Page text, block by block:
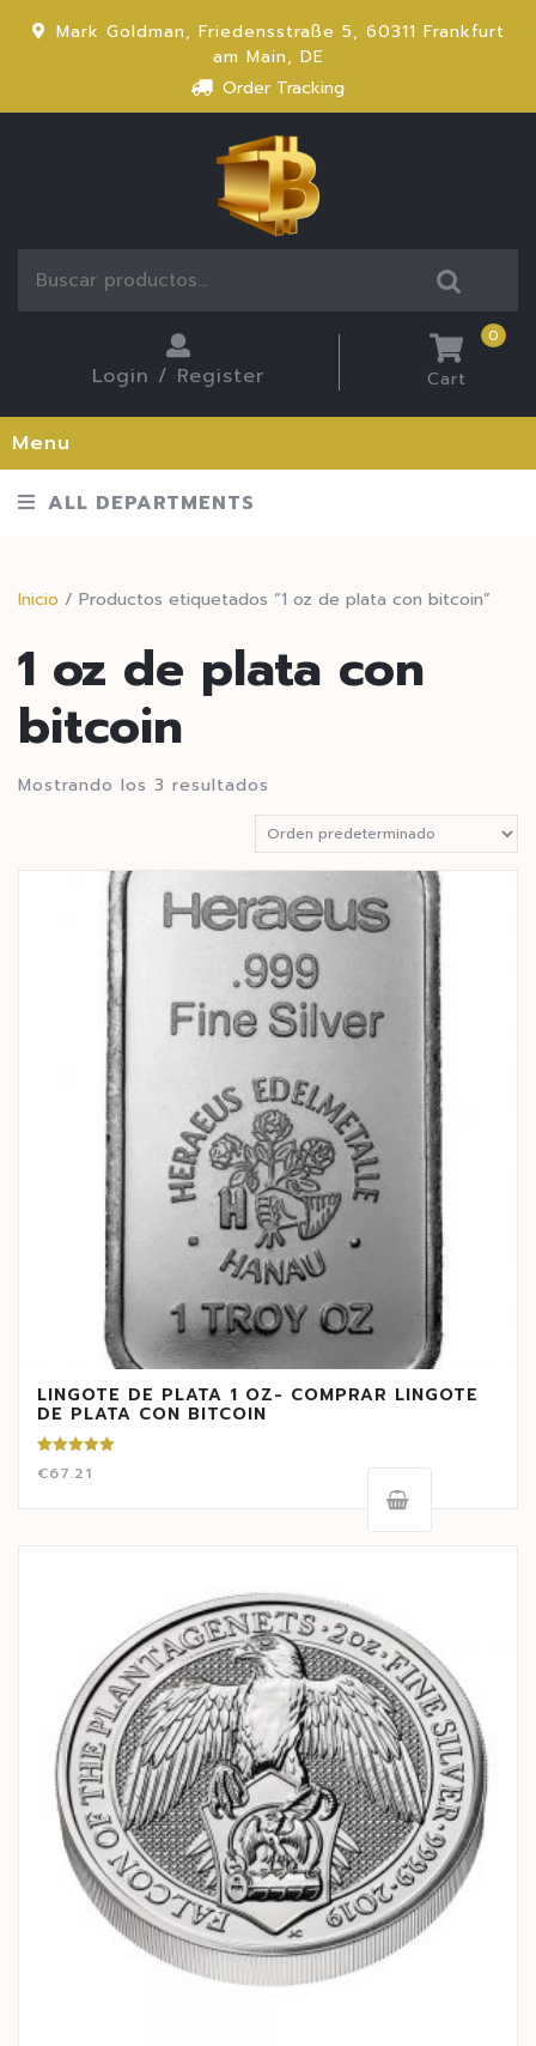
Mark Goldman, Friedensstraße 5, 60311 Frankfurt
am Main, DE
Order Tracking
Login / Register Cart
0
Menu
ALL DEPARTMENTS
Inicio / Productos etiquetados “1 oz de plata con bitcoin”
1 oz de plata con
bitcoin
Mostrando los 3 resultados
LINGOTE DE PLATA 1 OZ- COMPRAR LINGOTE
DE PLATA CON BITCOIN
con
€67.21